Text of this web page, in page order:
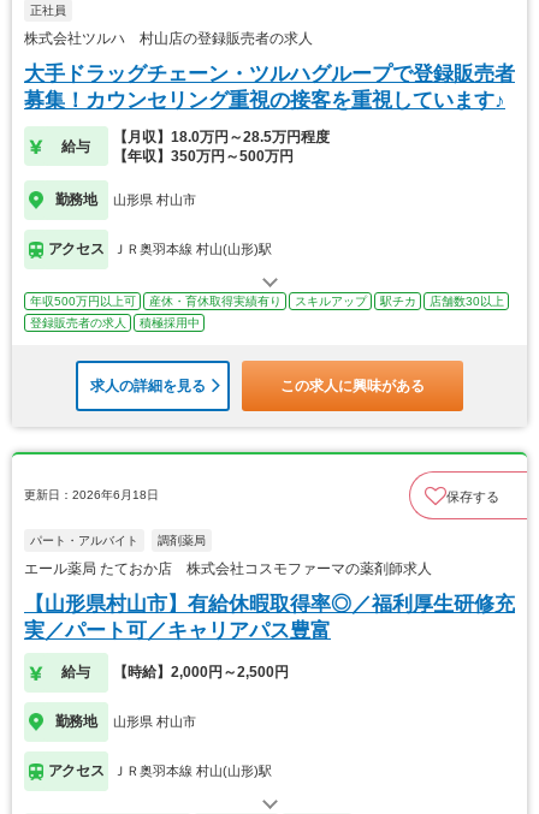
正社員
株式会社ツルハ 村山店の登録販売者の求人
大手ドラッグチェーン・ツルハグループで登録販売者
募集！カウンセリング重視の接客を重視しています♪
給与
【月収】18.0万円～28.5万円程度
【年収】350万円～500万円
勤務地 山形県 村山市
アクセス ＪＲ奥羽本線 村山(山形)駅
年収500万円以上可 産休・育休取得実績有り スキルアップ 駅チカ
店舗数30以上
登録販売者の求人
積極採用中
求人の詳細を見る この求人に興味がある
更新日：2026年6月18日 保存する
パート・アルバイト 調剤薬局
エール薬局 たておか店 株式会社コスモファーマの薬剤師求人
【山形県村山市】有給休暇取得率◎／福利厚生研修充
実／パート可／キャリアパス豊富
給与 【時給】2,000円～2,500円
勤務地 山形県 村山市
アクセス ＪＲ奥羽本線 村山(山形)駅